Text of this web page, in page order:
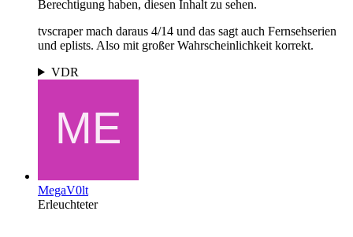
Berechtigung haben, diesen Inhalt zu sehen.
tvscraper mach daraus 4/14 und das sagt auch Fernsehserien
und eplists. Also mit großer Wahrscheinlichkeit korrekt.
VDR
MegaV0lt
Erleuchteter